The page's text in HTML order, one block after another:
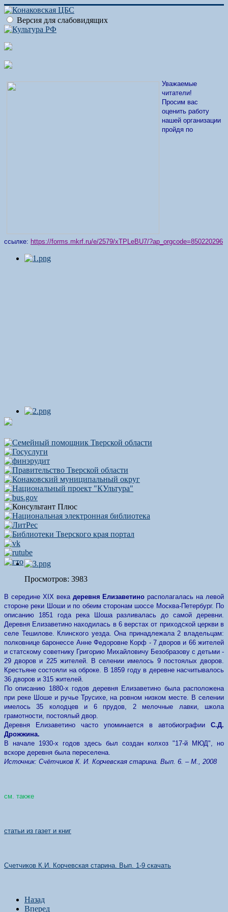
Версия для слабовидящих
Уважаемые
читатели!
Просим вас
оценить работу
нашей организации
пройдя по
ссылке: https://forms.mkrf.ru/e/2579/xTPLeBU7/?ap_orgcode=850220296
Просмотров: 3983
В середине XIX века деревня Елизаветино располагалась на левой
стороне реки Шоши и по обеим сторонам шоссе Москва-Петербург. По
описанию 1851 года река Шоша разливалась до самой деревни.
Деревня Елизаветино находилась в 6 верстах от приходской церкви в
селе Тешилове. Клинского уезда. Она принадлежала 2 владельцам:
полковнице баронессе Анне Федоровне Корф - 7 дворов и 66 жителей
и статскому советнику Григорию Михайловичу Безобразову с детьми -
29 дворов и 225 жителей. В селении имелось 9 постоялых дворов.
Крестьяне состояли на оброке. В 1859 году в деревне насчитывалось
36 дворов и 315 жителей.
По описанию 1880-х годов деревня Елизаветино была расположена
при реке Шоше и ручье Трусихе, на ровном низком месте. В селении
имелось 35 колодцев и 6 прудов, 2 мелочные лавки, школа
грамотности, постоялый двор.
Деревня Елизаветино часто упоминается в автобиографии С.Д.
Дрожжина.
В начале 1930-х годов здесь был создан колхоз "17-й МЮД", но
вскоре деревня была переселена.
Источник: Счётчиков К. И. Корчевская старина. Вып. 6. – М., 2008
см. также
статьи из газет и книг
Счетчиков К.И. Корчевская старина. Вып. 1-9 скачать
Назад
Вперед